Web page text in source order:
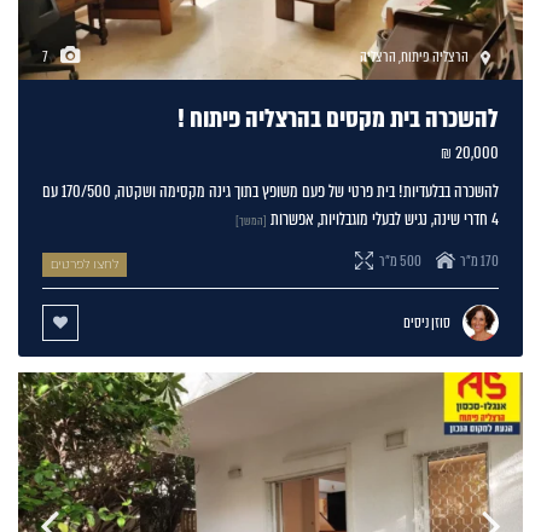
7 הרצליה פיתוח,הרצליה
להשכרה בית מקסים בהרצליה פיתוח !
20,000 ₪
להשכרה בבלעדיות! בית פרטי של פעם משופץ בתוך גינה מקסימה ושקטה, 170/500 עם
4 חדרי שינה, נגיש לבעלי מוגבלויות, אפשרות
[המשך]
170 מ"ר 500 מ"ר לחצו לפרטים
סוזן ניסים